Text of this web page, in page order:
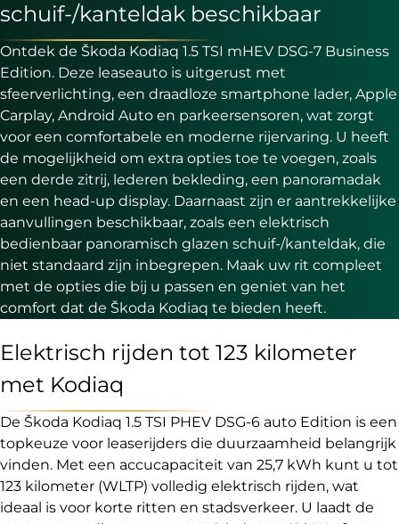
schuif-/kanteldak beschikbaar
Ontdek de Škoda Kodiaq 1.5 TSI mHEV DSG-7 Business
Edition. Deze leaseauto is uitgerust met
sfeerverlichting, een draadloze smartphone lader, Apple
Carplay, Android Auto en parkeersensoren, wat zorgt
voor een comfortabele en moderne rijervaring. U heeft
de mogelijkheid om extra opties toe te voegen, zoals
een derde zitrij, lederen bekleding, een panoramadak
en een head-up display. Daarnaast zijn er aantrekkelijke
aanvullingen beschikbaar, zoals een elektrisch
bedienbaar panoramisch glazen schuif-/kanteldak, die
niet standaard zijn inbegrepen. Maak uw rit compleet
met de opties die bij u passen en geniet van het
comfort dat de Škoda Kodiaq te bieden heeft.
Elektrisch rijden tot 123 kilometer
met Kodiaq
De Škoda Kodiaq 1.5 TSI PHEV DSG-6 auto Edition is een
topkeuze voor leaserijders die duurzaamheid belangrijk
vinden. Met een accucapaciteit van 25,7 kWh kunt u tot
123 kilometer (WLTP) volledig elektrisch rijden, wat
ideaal is voor korte ritten en stadsverkeer. U laadt de